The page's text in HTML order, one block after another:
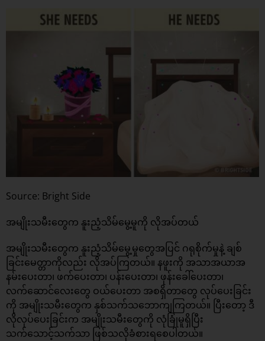
Source: Bright Side
အမျိုးသမီးတွေက နူးညံ့သိမ်မွေ့မူကို လိုအပ်တယ်
အမျိုးသမီးတွေက နူးညံ့သိမ်မွေ့မှုတွေအပြင် ဂရုစိုက်မှုနဲ့ ချစ်
ခြင်းမေတ္တာကိုလည်း လိုအပ်ကြတယ်။ နဖူးကို အသာအယာအ
နမ်းပေးတာ၊ ဖက်ပေးတာ၊ ပန်းပေးတာ၊ ဖုန်းခေါ်ပေးတာ၊
လက်ဆောင်လေးတွေ ဝယ်ပေးတာ အစရှိတာတွေ လုပ်ပေးခြင်း
ကို အမျိုးသမီးတွေက နှစ်သက်သဘောကျကြတယ်။ ပြီးတော့ ဒီ
လိုလုပ်ပေးခြင်းက အမျိုးသမီးတွေကို လုံခြုံမူရှိပြီး
သက်သောင့်သက်သာ ဖြစ်သလိုခံစားရစေပါတယ်။